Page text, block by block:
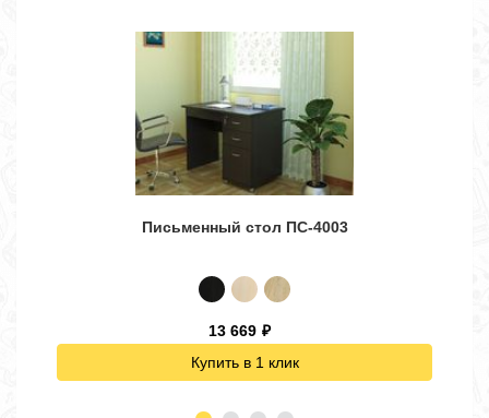
Письменный стол ПС-4003
13 669 ₽
Купить в 1 клик